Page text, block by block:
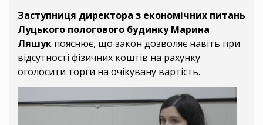
Заступниця директора з економічних питань
Луцького пологового будинку Марина
Ляшук пояснює, що закон дозволяє навіть при
відсутності фізичних коштів на рахунку
оголосити торги на очікувану вартість.